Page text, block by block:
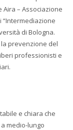
Aira – Associazione
“Intermediazione
di Bologna.
prevenzione del
professionisti e
e chiara che
medio-lungo